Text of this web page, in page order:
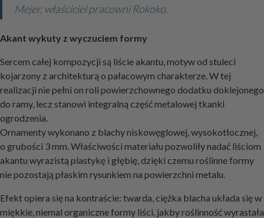
Mejer, właściciel pracowni Rokoko.
Akant wykuty z wyczuciem formy
Sercem całej kompozycji są liście akantu, motyw od stuleci
kojarzony z architekturą o pałacowym charakterze. W tej
realizacji nie pełni on roli powierzchownego dodatku doklejonego
do ramy, lecz stanowi integralną część metalowej tkanki
ogrodzenia.
Ornamenty wykonano z blachy niskowęglowej, wysokotłocznej,
o grubości 3 mm. Właściwości materiału pozwoliły nadać liściom
akantu wyrazistą plastykę i głębię, dzięki czemu roślinne formy
nie pozostają płaskim rysunkiem na powierzchni metalu.
Efekt opiera się na kontraście: twarda, ciężka blacha układa się w
miękkie, niemal organiczne formy liści, jakby roślinność wyrastała